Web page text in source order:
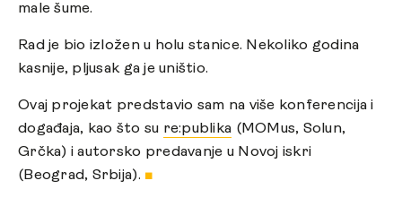
male šume.
Rad je bio izložen u holu stanice. Nekoliko godina
kasnije, pljusak ga je uništio.
Ovaj projekat predstavio sam na više konferencija i
događaja, kao što su re:publika (MOMus, Solun,
Grčka) i autorsko predavanje u Novoj iskri
(Beograd, Srbija).